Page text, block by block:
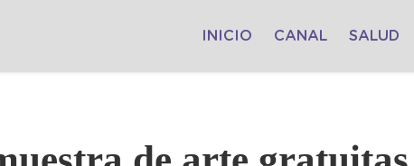
INICIO CANAL SALUD